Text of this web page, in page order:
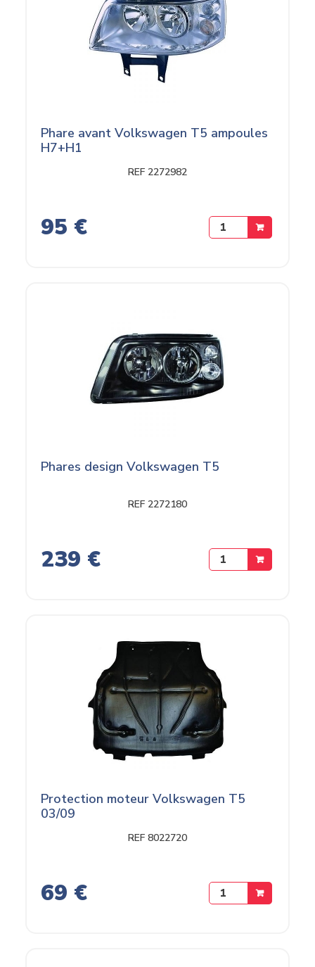
Phare avant Volkswagen T5 ampoules
H7+H1
REF 2272982
95 €
Phares design Volkswagen T5
REF 2272180
239 €
Protection moteur Volkswagen T5
03/09
REF 8022720
69 €